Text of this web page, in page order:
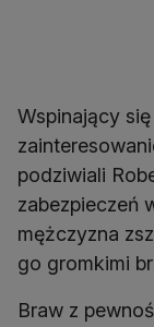
Wspinający
podziwiali
zabezpieczeń
mężczyzna
go gromkimi
Braw z